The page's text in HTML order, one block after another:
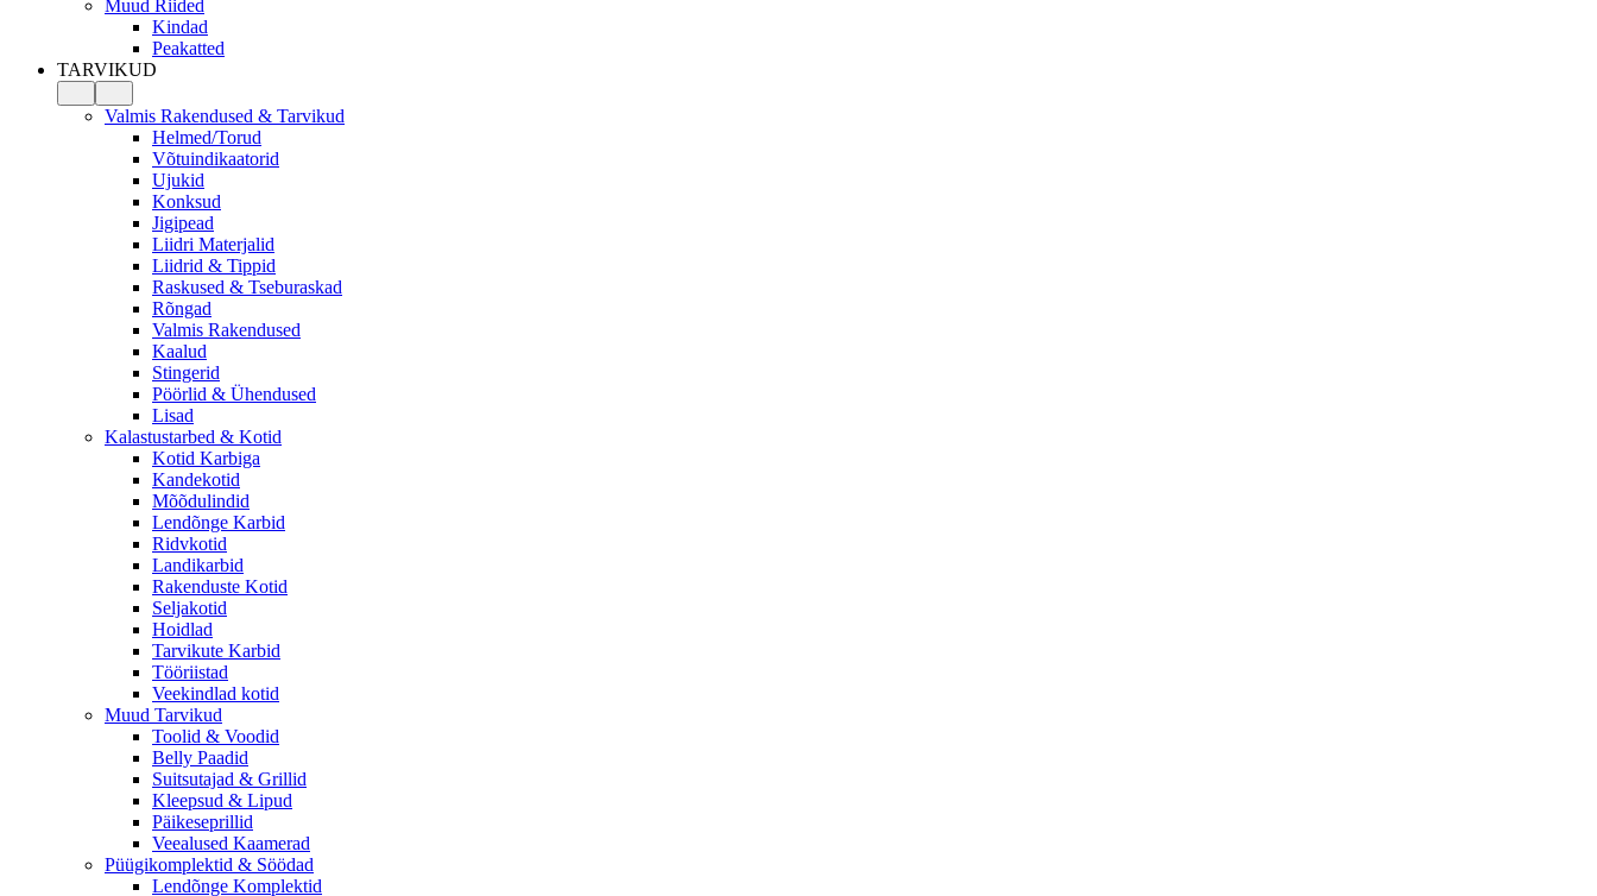
Muud Riided
Kindad
Peakatted
TARVIKUD
Valmis Rakendused & Tarvikud
Helmed/Torud
Võtuindikaatorid
Ujukid
Konksud
Jigipead
Liidri Materjalid
Liidrid & Tippid
Raskused & Tseburaskad
Rõngad
Valmis Rakendused
Kaalud
Stingerid
Pöörlid & Ühendused
Lisad
Kalastustarbed & Kotid
Kotid Karbiga
Kandekotid
Mõõdulindid
Lendõnge Karbid
Ridvkotid
Landikarbid
Rakenduste Kotid
Seljakotid
Hoidlad
Tarvikute Karbid
Tööriistad
Veekindlad kotid
Muud Tarvikud
Toolid & Voodid
Belly Paadid
Suitsutajad & Grillid
Kleepsud & Lipud
Päikeseprillid
Veealused Kaamerad
Püügikomplektid & Söödad
Lendõnge Komplektid